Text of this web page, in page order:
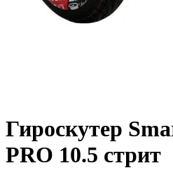
Гироскутер
PRO 10.5 стрит